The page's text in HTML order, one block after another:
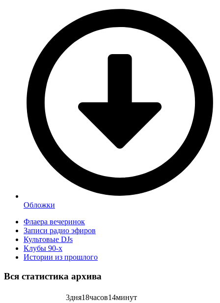
Обложки
Флаера вечеринок
Записи радио эфиров
Культовые DJs
Клубы 90-х
Истории из прошлого
Вся статистика архива
3дня18часов14минут